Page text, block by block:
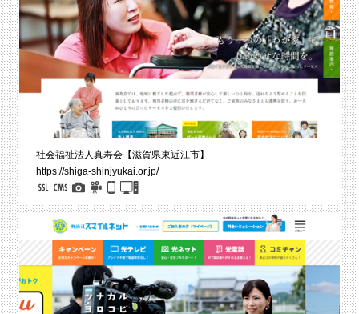
社会福祉法人真寿会【滋賀県東近江市】
https://shiga-shinjyukai.or.jp/